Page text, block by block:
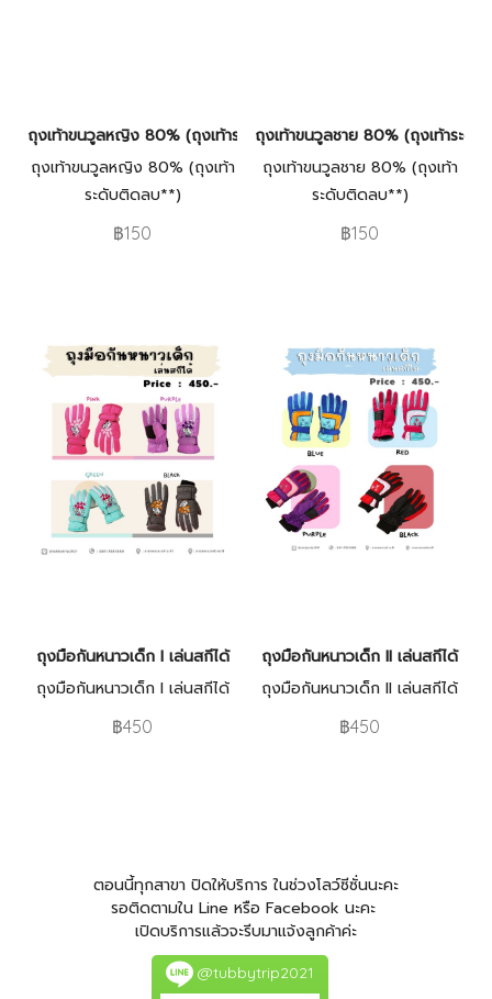
ถุงเท้าขนวูลหญิง 80% (ถุงเท้าระดับติดลบ**)
ถุงเท้าขนวูลหญิง 80% (ถุงเท้า
ระดับติดลบ**)
฿150
ถุงเท้าขนวูลชาย 80% (ถุงเท้าระดั
ถุงเท้าขนวูลชาย 80% (ถุงเท้า
ระดับติดลบ**)
฿150
ถุงมือกันหนาวเด็ก I เล่นสกีได้
ถุงมือกันหนาวเด็ก I เล่นสกีได้
฿450
ถุงมือกันหนาวเด็ก II เล่นสกีได้
ถุงมือกันหนาวเด็ก II เล่นสกีได้
฿450
ตอนนี้ทุกสาขา ปิดให้บริการ ในช่วงโลว์ซีซั่นนะคะ
รอติดตามใน Line หรือ Facebook นะคะ
เปิดบริการแล้วจะรีบมาแจ้งลูกค้าค่ะ
@tubbytrip2021